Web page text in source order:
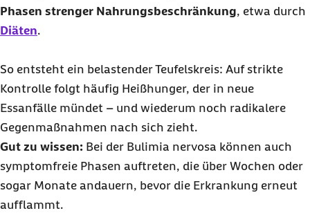
Phasen strenger Nahrungsbeschränkung, etwa durch
Diäten.
So entsteht ein belastender Teufelskreis: Auf strikte
Kontrolle folgt häufig Heißhunger, der in neue
Essanfälle mündet – und wiederum noch radikalere
Gegenmaßnahmen nach sich zieht.
Gut zu wissen: Bei der Bulimia nervosa können auch
symptomfreie Phasen auftreten, die über Wochen oder
sogar Monate andauern, bevor die Erkrankung erneut
aufflammt.